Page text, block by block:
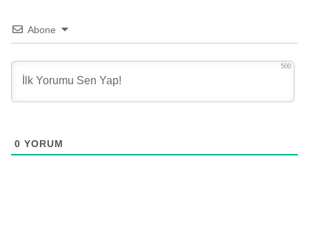
Abone
500
0 YORUM